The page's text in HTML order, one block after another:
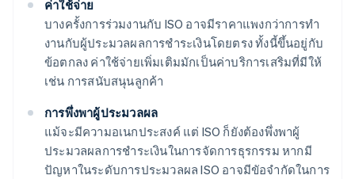
ค่าใช้จ่าย
บางครั้งการร่วมงานกับ ISO อาจมีราคาแพงกว่าการทํา
งานกับผู้ประมวลผลการชําระเงินโดยตรง ทั้งนี้ขึ้นอยู่กับ
ข้อตกลง ค่าใช้จ่ายเพิ่มเติมมักเป็นค่าบริการเสริมที่มีให้
เช่น การสนับสนุนลูกค้า
การพึ่งพาผู้ประมวลผล
แม้จะมีความอเนกประสงค์ แต่ ISO ก็ยังต้องพึ่งพาผู้
ประมวลผลการชําระเงินในการจัดการธุรกรรม หากมี
ปัญหาในระดับการประมวลผล ISO อาจมีขัอจำกัดในการ